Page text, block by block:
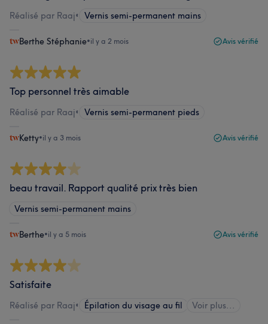
Réalisé par Raaj• Vernis semi-permanent mains
Berthe Stéphanie•il y a 2 mois Avis vérifié
Top personnel très aimable
Réalisé par Raaj• Vernis semi-permanent pieds
Ketty•il y a 3 mois Avis vérifié
beau travail. Rapport qualité prix très bien
Vernis semi-permanent mains
Berthe•il y a 5 mois Avis vérifié
Satisfaite
Réalisé par Raaj• Épilation du visage au fil Voir plus...